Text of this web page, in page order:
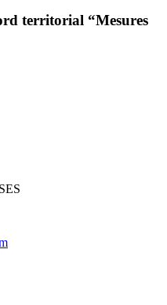
territorial “Mesures